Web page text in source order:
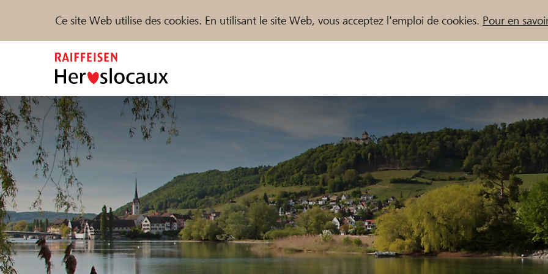
Ce site Web utilise des cookies. En utilisant le site Web, vous acceptez l'emploi de cookies. Pour en
Parrainer Soutien & assistance
Trouvez des projets et des organisations
DE FR IT